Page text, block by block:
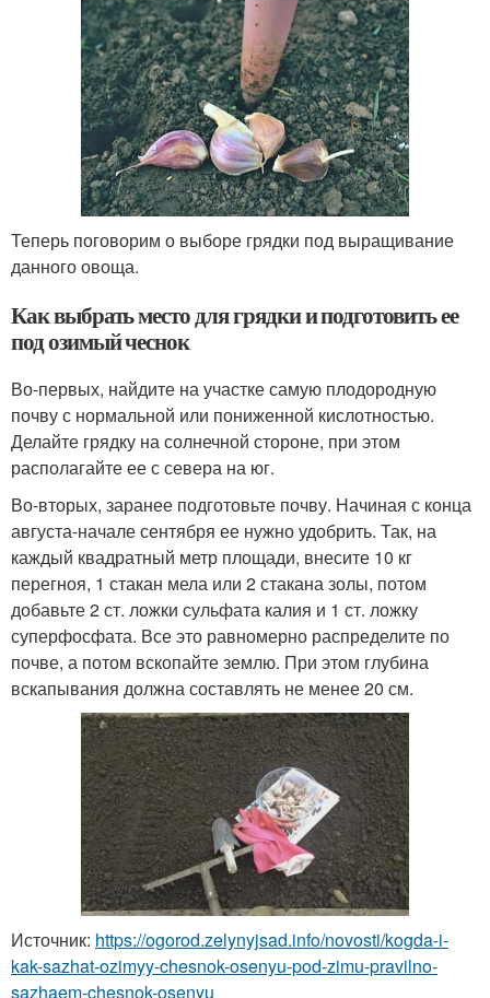
Теперь поговорим о выборе грядки под выращивание
данного овоща.
Как выбрать место для грядки и подготовить ее
под озимый чеснок
Во-первых, найдите на участке самую плодородную
почву с нормальной или пониженной кислотностью.
Делайте грядку на солнечной стороне, при этом
располагайте ее с севера на юг.
Во-вторых, заранее подготовьте почву. Начиная с конца
августа-начале сентября ее нужно удобрить. Так, на
каждый квадратный метр площади, внесите 10 кг
перегноя, 1 стакан мела или 2 стакана золы, потом
добавьте 2 ст. ложки сульфата калия и 1 ст. ложку
суперфосфата. Все это равномерно распределите по
почве, а потом вскопайте землю. При этом глубина
вскапывания должна составлять не менее 20 см.
Источник: https://ogorod.zelynyjsad.info/novosti/kogda-i-
kak-sazhat-ozimyy-chesnok-osenyu-pod-zimu-pravilno-
sazhaem-chesnok-osenyu